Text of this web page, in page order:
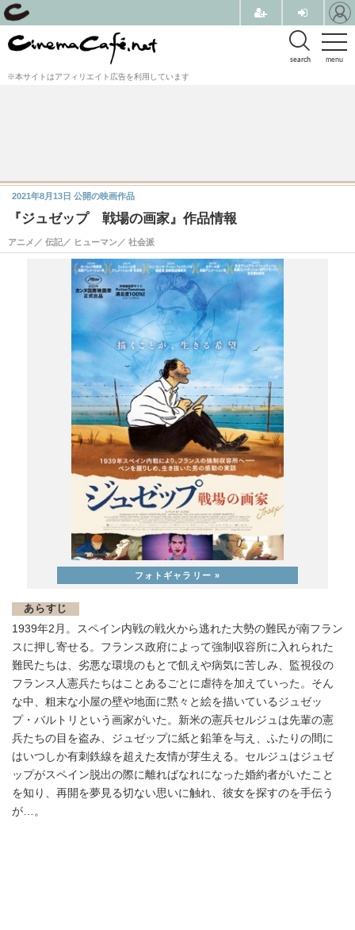
menu
search
※本サイトはアフィリエイト広告を利用しています
『ジュゼップ 戦場の画家』作品情報
アニメ／ 伝記／ ヒューマン／ 社会派
2021年8月13日 公開の映画作品
あらすじ
1939年2月。スペイン内戦の戦火から逃れた大勢の難民が南フラン
スに押し寄せる。フランス政府によって強制収容所に入れられた
難民たちは、劣悪な環境のもとで飢えや病気に苦しみ、監視役の
フランス人憲兵たちはことあるごとに虐待を加えていった。そん
な中、粗末な小屋の壁や地面に黙々と絵を描いているジュゼッ
プ・バルトリという画家がいた。新米の憲兵セルジュは先輩の憲
兵たちの目を盗み、ジュゼップに紙と鉛筆を与え、ふたりの間に
はいつしか有刺鉄線を超えた友情が芽生える。セルジュはジュゼ
ップがスペイン脱出の際に離ればなれになった婚約者がいたこと
を知り、再開を夢見る切ない思いに触れ、彼女を探すのを手伝う
が…。